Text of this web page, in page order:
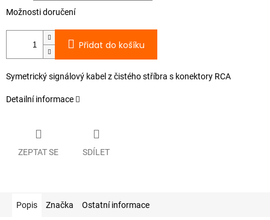
Možnosti doručení
Přidat do košíku
Symetrický signálový kabel z čistého stříbra s konektory RCA
Detailní informace
ZEPTAT SE SDÍLET
Popis Značka Ostatní informace